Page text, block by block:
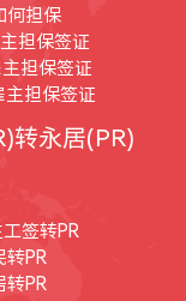
何担保
担保签证
担保签证
担保签证
转永居(PR)
签转PR
转PR
转PR